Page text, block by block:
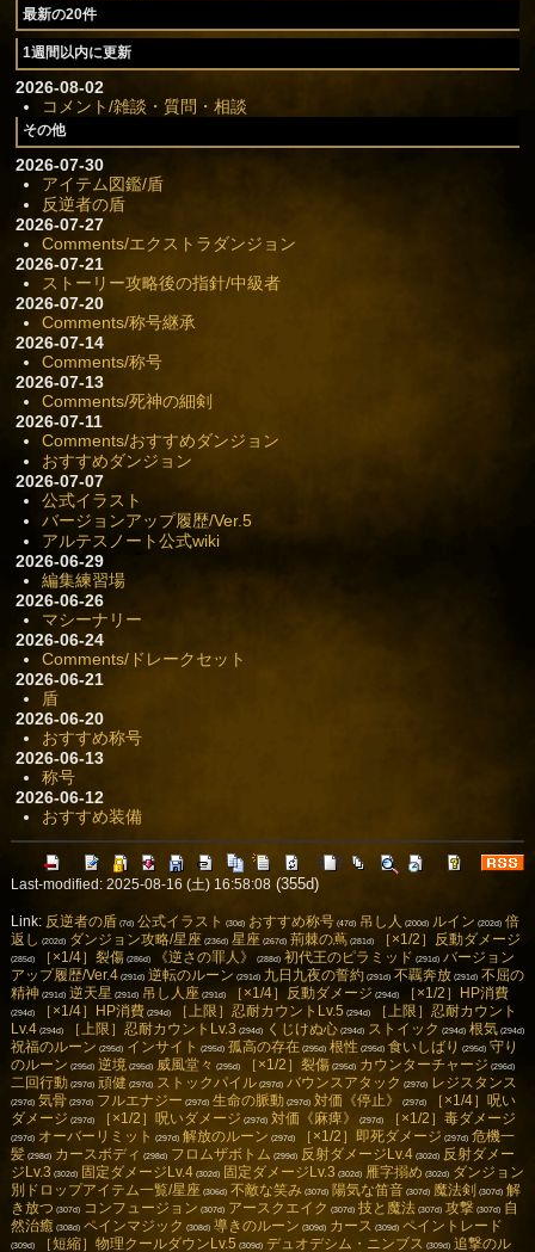
最新の20件
1週間以内に更新
2026-08-02
コメント/雑談・質問・相談
その他
2026-07-30
アイテム図鑑/盾
反逆者の盾
2026-07-27
Comments/エクストラダンジョン
2026-07-21
ストーリー攻略後の指針/中級者
2026-07-20
Comments/称号継承
2026-07-14
Comments/称号
2026-07-13
Comments/死神の細剣
2026-07-11
Comments/おすすめダンジョン
おすすめダンジョン
2026-07-07
公式イラスト
バージョンアップ履歴/Ver.5
アルテスノート公式wiki
2026-06-29
編集練習場
2026-06-26
マシーナリー
2026-06-24
Comments/ドレークセット
2026-06-21
盾
2026-06-20
おすすめ称号
2026-06-13
称号
2026-06-12
おすすめ装備
Last-modified: 2025-08-16 (土) 16:58:08(355d)
Link: 反逆者の盾 (7d) 公式イラスト (30d) おすすめ称号(47d) 吊し人 (200d) ルイン (202d) 倍
返し (202d) ダンジョン攻略/星座 (236d) 星座 (267d) 荊棘の蔦(281d) ［×1/2］反動ダメージ
(285d) ［×1/4］裂傷(286d) 《逆さの罪人》 (288d) 初代王のピラミッド (291d) バージョン
アップ履歴/Ver.4(291d) 逆転のルーン (291d) 九日九夜の誓約 (291d) 不覊奔放 (291d) 不屈の
精神 (291d) 逆天星 (291d) 吊し人座 (291d) ［×1/4］反動ダメージ (294d) ［×1/2］HP消費
(294d) ［×1/4］HP消費 (294d) ［上限］忍耐カウントLv.5 (294d)
［上限］忍耐カウント
Lv.4(294d) ［上限］忍耐カウントLv.3 (294d) くじけぬ心(294d) ストイック (294d) 根気(294d)
祝福のルーン (295d) インサイト (295d) 孤高の存在 (295d) 根性 (295d) 食いしばり (295d) 守り
のルーン (295d) 逆境 (295d) 威風堂々 (295d) ［×1/2］裂傷(295d) カウンターチャージ (296d)
二回行動 (297d) 頑健 (297d) ストックパイル(297d) バウンスアタック (297d) レジスタンス
(297d) 気骨(297d) フルエナジー (297d) 生命の脈動 (297d) 対価《停止》 (297d)
［×1/4］呪い
ダメージ (297d) ［×1/2］呪いダメージ (297d) 対価《麻痺》 (297d) ［×1/2］毒ダメージ
(297d) オーバーリミット (297d) 解放のルーン (297d) ［×1/2］即死ダメージ (297d) 危機一
髪(298d) カースボディ (298d) フロムザボトム (299d) 反射ダメージLv.4(302d)
反射ダメー
ジLv.3 (302d) 固定ダメージLv.4(302d) 固定ダメージLv.3 (302d) 雁字搦め (302d) ダンジョン
別ドロップアイテム一覧/星座 (306d) 不敵な笑み(307d) 陽気な笛音 (307d) 魔法剣 (307d) 解
き放つ (307d) コンフュージョン (307d) アースクエイク (307d) 技と魔法(307d) 攻撃 (307d) 自
然治癒 (308d) ペインマジック (308d) 導きのルーン (309d) カース (309d) ペイントレード
(309d) ［短縮］物理クールダウンLv.5 (309d) デュオデシム・ニンブス (309d) 追撃のル